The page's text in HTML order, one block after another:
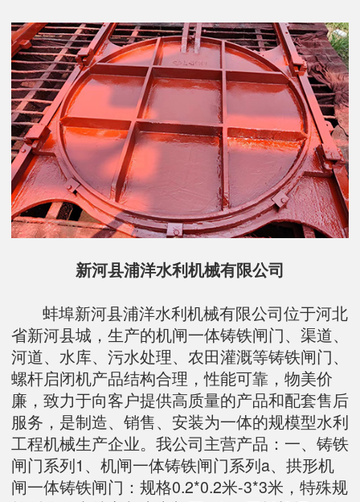
新河县浦洋水利机械有限公司
蚌埠新河县浦洋水利机械有限公司位于河北
省新河县城，生产的机闸一体铸铁闸门、渠道、
河道、水库、污水处理、农田灌溉等铸铁闸门、
螺杆启闭机产品结构合理，性能可靠，物美价
廉，致力于向客户提供高质量的产品和配套售后
服务，是制造、销售、安装为一体的规模型水利
工程机械生产企业。我公司主营产品：一、铸铁
闸门系列1、机闸一体铸铁闸门系列a、拱形机
闸一体铸铁闸门：规格0.2*0.2米-3*3米，特殊规